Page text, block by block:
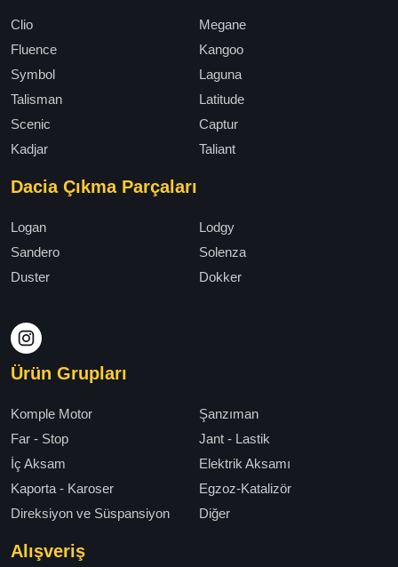
Clio
Megane
Fluence
Kangoo
Symbol
Laguna
Talisman
Latitude
Scenic
Captur
Kadjar
Taliant
Dacia Çıkma Parçaları
Logan
Lodgy
Sandero
Solenza
Duster
Dokker
Ürün Grupları
Komple Motor
Şanzıman
Far - Stop
Jant - Lastik
İç Aksam
Elektrik Aksamı
Kaporta - Karoser
Egzoz-Katalizör
Direksiyon ve Süspansiyon
Diğer
Alışveriş